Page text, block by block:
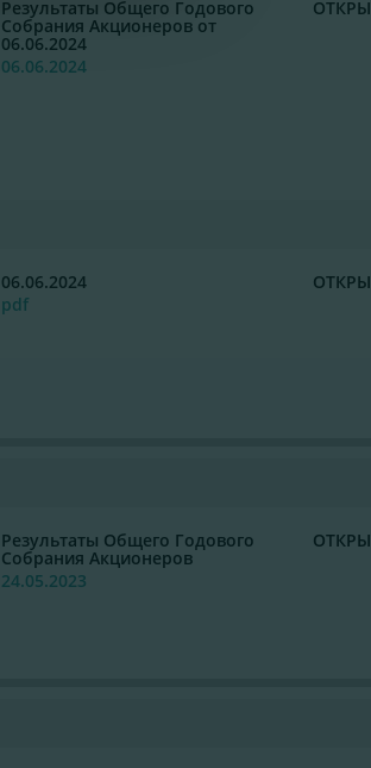
Результаты Общего Годового
Собрания Акционеров от
06.06.2024
06.06.2024
06.06.2024
pdf
Результаты Общего Годового
Собрания Акционеров
24.05.2023